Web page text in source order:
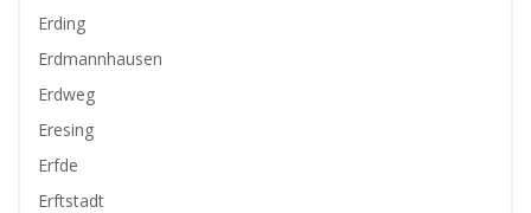
Erding
Erdmannhausen
Erdweg
Eresing
Erfde
Erftstadt